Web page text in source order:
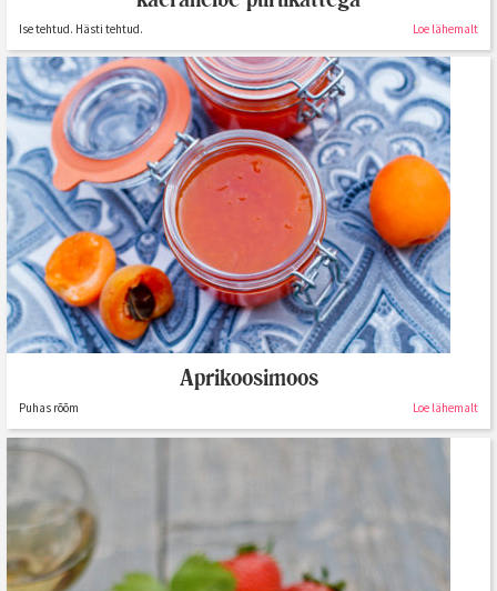
Ise tehtud. Hästi tehtud. Loe lähemalt
Aprikoosimoos
Puhas rõõm Loe lähemalt